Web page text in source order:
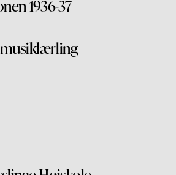
1936-37